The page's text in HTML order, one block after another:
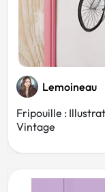
Lemoineau
Fripouille :
Vintage